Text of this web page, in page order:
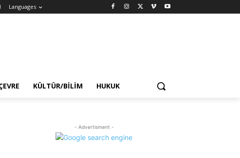
Languages
KÜLTÜR/BILIM HUKUK
- Advertisment -